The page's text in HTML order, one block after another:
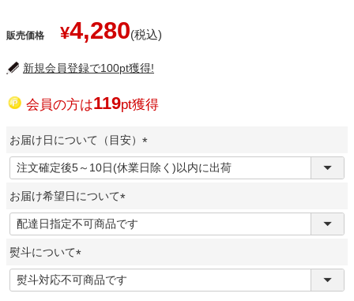
販売価格 ¥4,280
新規会員登録で100pt獲得!
会員の方は119pt獲得
お届け日について（目安）
(
必
)
お届け希望日について
(
必
)
熨斗について
(
必